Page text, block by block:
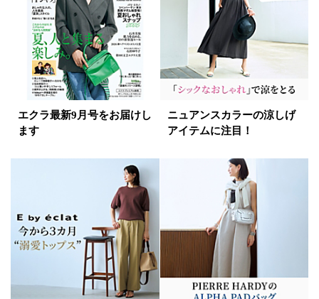
エクラ最新9月号をお届けし
ます
ニュアンスカラーの涼しげ
アイテムに注目！